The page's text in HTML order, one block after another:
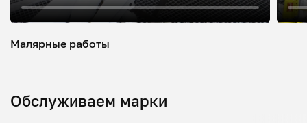
Малярные работы
Обслуживаем марки